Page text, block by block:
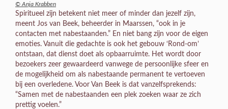
© Anja Krabben
Spiritueel zijn betekent niet meer of minder dan jezelf zijn,
meent Jos van Beek, beheerder in Maarssen, “ook in je
contacten met nabestaanden.” En niet bang zijn voor de eigen
emoties. Vanuit die gedachte is ook het gebouw ‘Rond-om’
ontstaan, dat dienst doet als opbaarruimte. Het wordt door
bezoekers zeer gewaardeerd vanwege de persoonlijke sfeer en
de mogelijkheid om als nabestaande permanent te vertoeven
bij een overledene. Voor Van Beek is dat vanzelfsprekends:
“Samen met de nabestaanden een plek zoeken waar ze zich
prettig voelen.”